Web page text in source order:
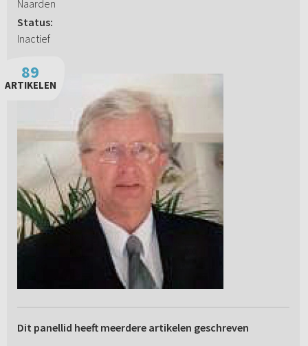
Naarden
Status:
Inactief
89
ARTIKELEN
Dit panellid heeft meerdere artikelen geschreven